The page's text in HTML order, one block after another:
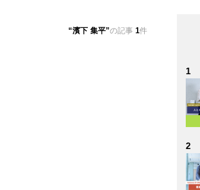
濱下 集平 の記事 1件
1
2